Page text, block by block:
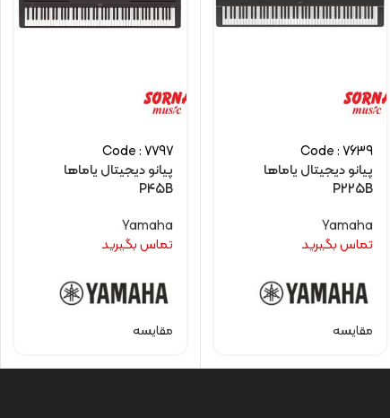
Code : 7639
پیانو دیجیتال یاماها
P225B
Yamaha
تماس بگیرید
مقایسه
Code : 7797
پیانو دیجیتال یاماها
P45B
Yamaha
تماس بگیرید
مقایسه